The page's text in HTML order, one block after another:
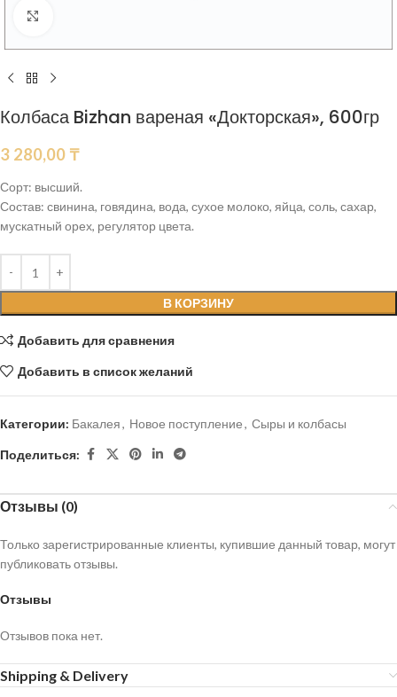
Колбаса Bizhan вареная «Докторская», 600гр
3 280,00 ₸
Сорт: высший.
Состав: свинина, говядина, вода, сухое молоко, яйца, соль, сахар,
мускатный орех, регулятор цвета.
В КОРЗИНУ
Добавить для сравнения
Добавить в список желаний
Категории: Бакалея, Новое поступление, Сыры и колбасы
Поделиться:
Отзывы (0)
Отзывы
Отзывов пока нет.
Только зарегистрированные клиенты, купившие данный товар, могут
публиковать отзывы.
Shipping & Delivery